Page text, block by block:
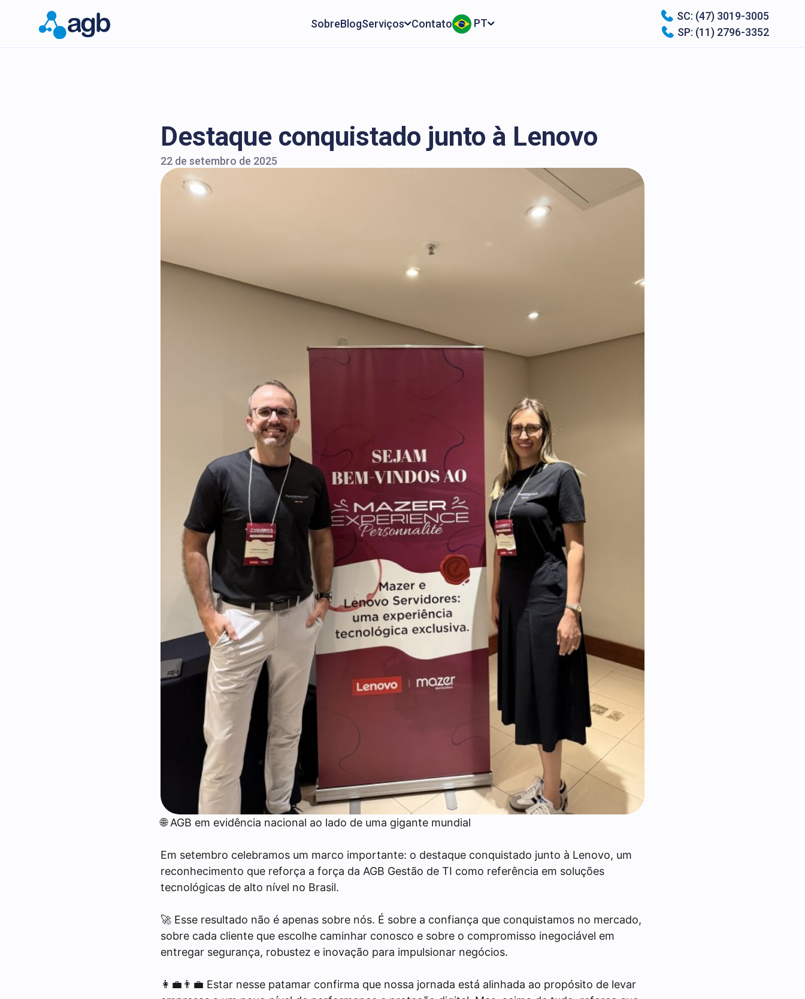
SobreBlogServiços Contato PT
SC: (47) 3019-3005
SP: (11) 2796-3352
Destaque conquistado junto à Lenovo
22 de setembro de 2025
🌐 AGB em evidência nacional ao lado de uma gigante mundial
Em setembro celebramos um marco importante: o destaque conquistado junto à Lenovo, um
reconhecimento que reforça a força da AGB Gestão de TI como referência em soluções
tecnológicas de alto nível no Brasil.
🚀 Esse resultado não é apenas sobre nós. É sobre a confiança que conquistamos no mercado,
sobre cada cliente que escolhe caminhar conosco e sobre o compromisso inegociável em
entregar segurança, robustez e inovação para impulsionar negócios.
👩‍💼👨‍💼 Estar nesse patamar confirma que nossa jornada está alinhada ao propósito de levar